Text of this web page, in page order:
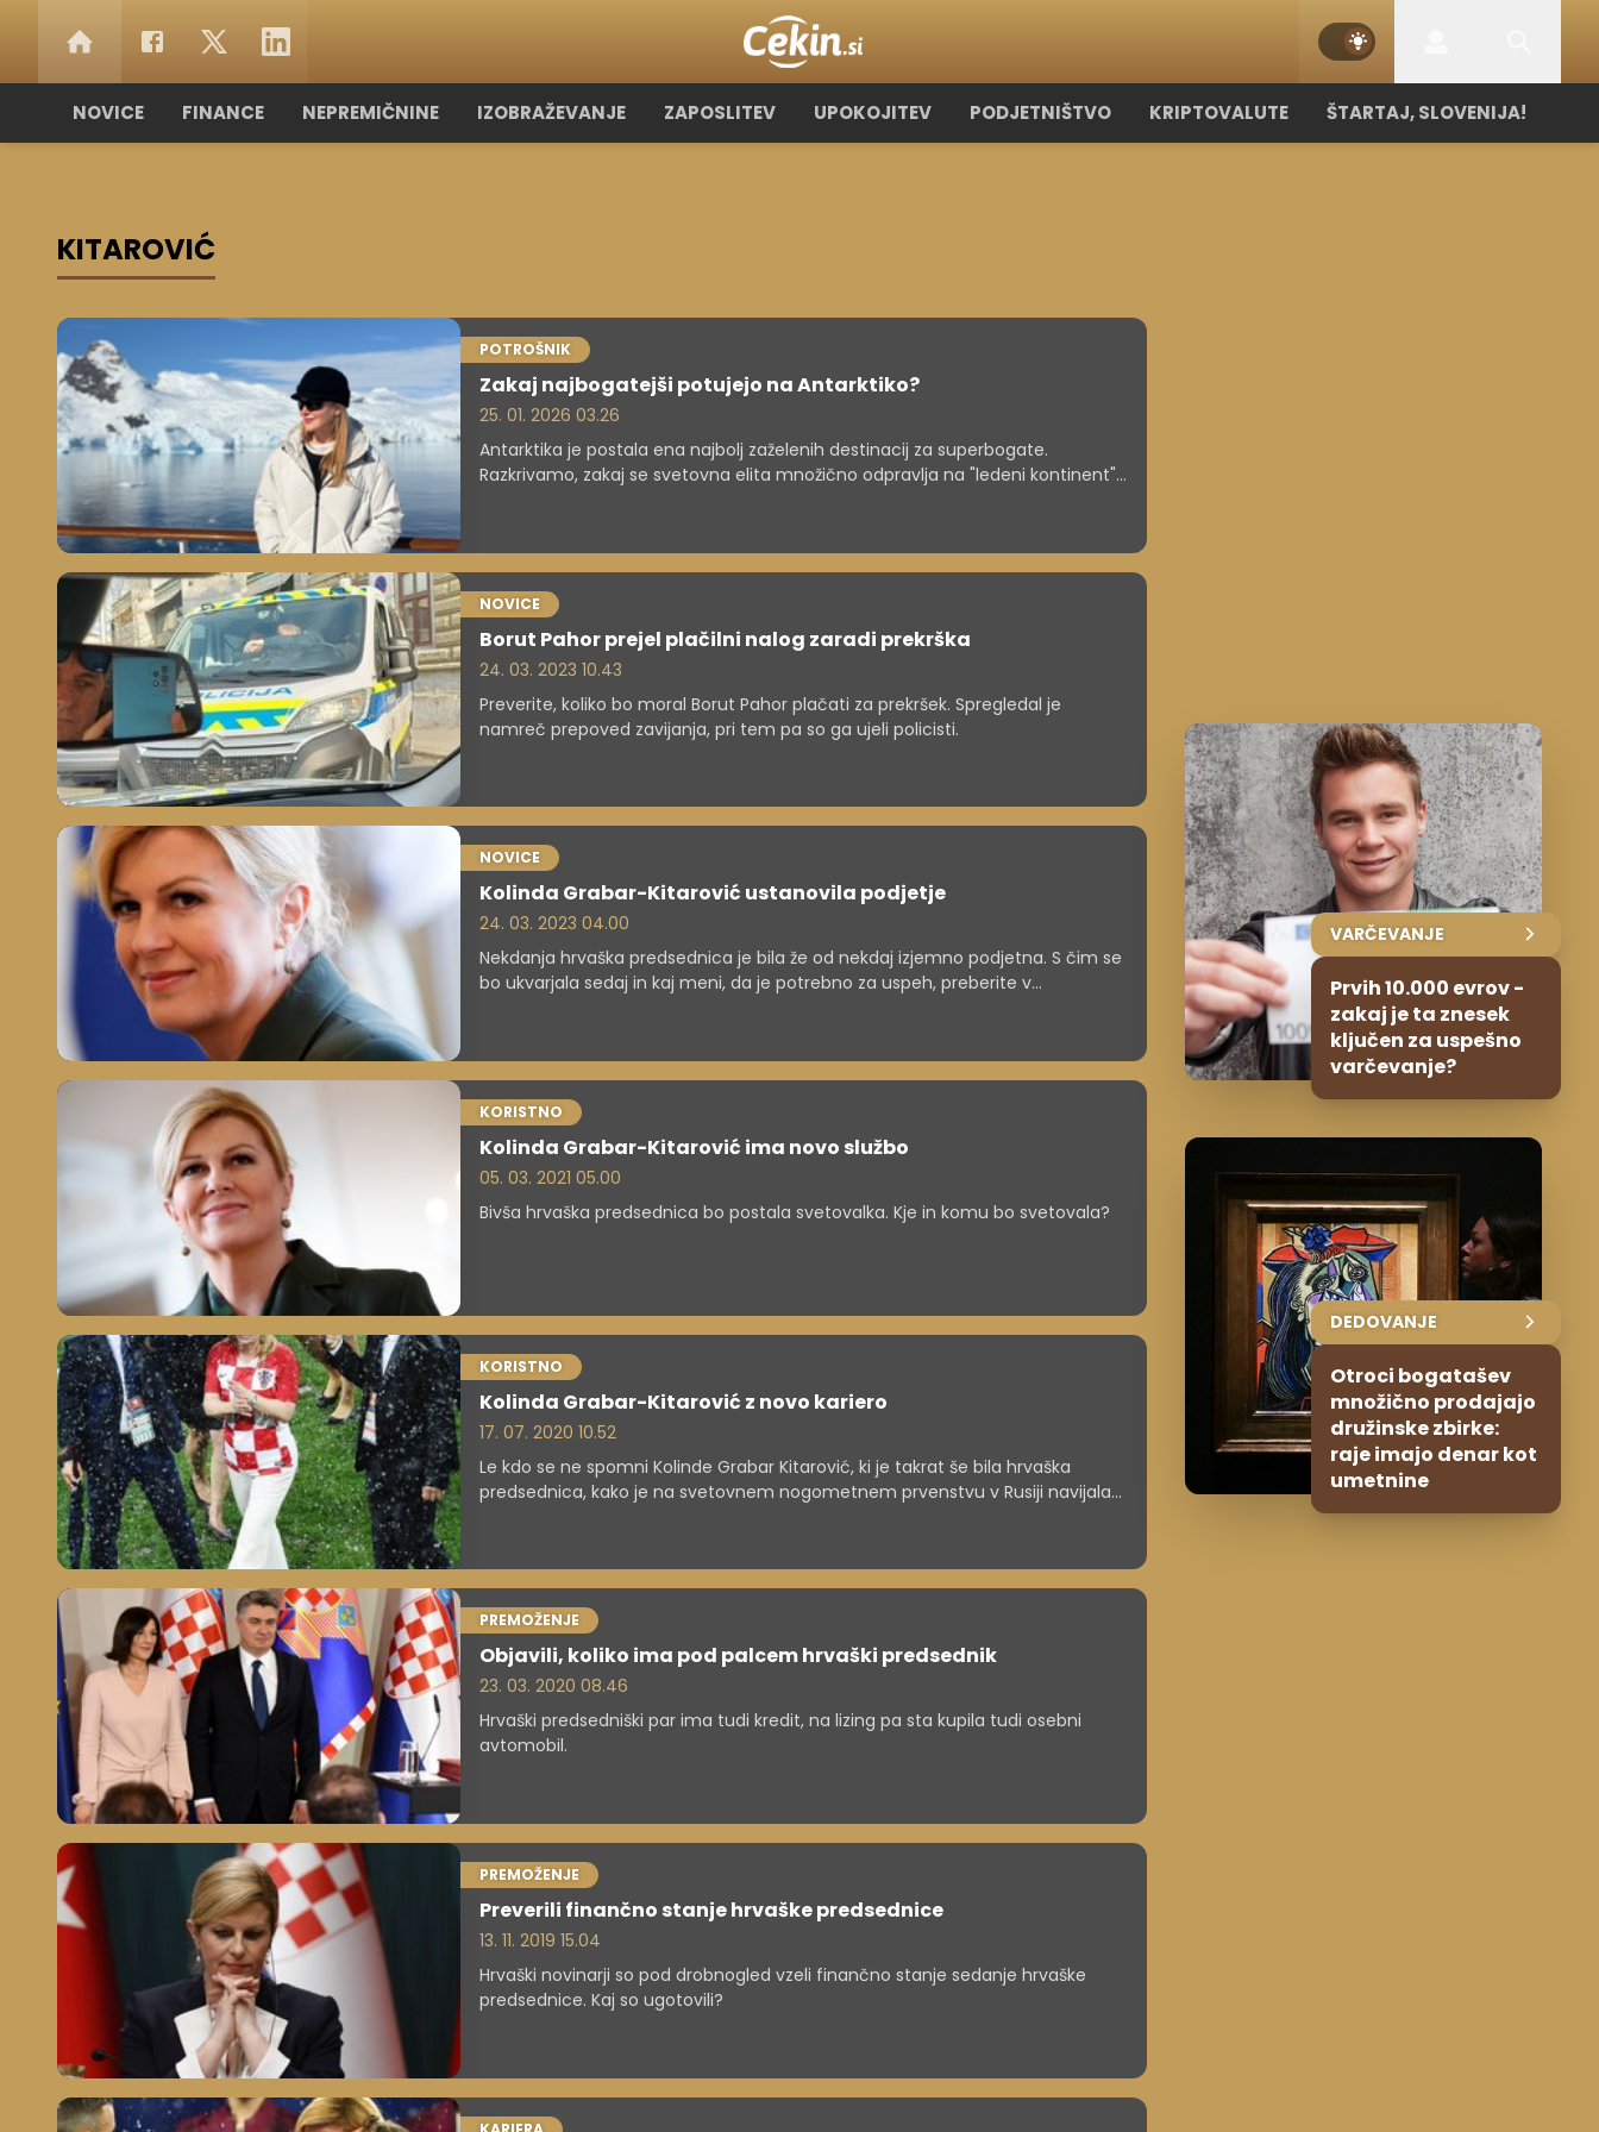
NOVICE FINANCE NEPREMIČNINE IZOBRAŽEVANJE ZAPOSLITEV UPOKOJITEV PODJETNIŠTVO KRIPTOVALUTE ŠTARTAJ, SLOVENIJA!
KITAROVIĆ
POTROŠNIK
Zakaj najbogatejši potujejo na Antarktiko?
25. 01. 2026 03.26
Antarktika je postala ena najbolj zaželenih destinacij za superbogate.
Razkrivamo, zakaj se svetovna elita množično odpravlja na "ledeni kontinent"
NOVICE
Borut Pahor prejel plačilni nalog zaradi prekrška
24. 03. 2023 10.43
Preverite, koliko bo moral Borut Pahor plačati za prekršek. Spregledal je
namreč prepoved zavijanja, pri tem pa so ga ujeli policisti.
NOVICE
Kolinda Grabar-Kitarović ustanovila podjetje
24. 03. 2023 04.00
Nekdanja hrvaška predsednica je bila že od nekdaj izjemno podjetna. S čim se
bo ukvarjala sedaj in kaj meni, da je potrebno za uspeh, preberite v
KORISTNO
Kolinda Grabar-Kitarović ima novo službo
05. 03. 2021 05.00
Bivša hrvaška predsednica bo postala svetovalka. Kje in komu bo svetovala?
KORISTNO
Kolinda Grabar-Kitarović z novo kariero
17. 07. 2020 10.52
Le kdo se ne spomni Kolinde Grabar Kitarović, ki je takrat še bila hrvaška
predsednica, kako je na svetovnem nogometnem prvenstvu v Rusiji navijala
PREMOŽENJE
Objavili, koliko ima pod palcem hrvaški predsednik
23. 03. 2020 08.46
Hrvaški predsedniški par ima tudi kredit, na lizing pa sta kupila tudi osebni
avtomobil.
PREMOŽENJE
Preverili finančno stanje hrvaške predsednice
13. 11. 2019 15.04
Hrvaški novinarji so pod drobnogled vzeli finančno stanje sedanje hrvaške
predsednice. Kaj so ugotovili?
VARČEVANJE
Prvih 10.000 evrov -
zakaj je ta znesek
ključen za uspešno
varčevanje?
DEDOVANJE
Otroci bogatašev
množično prodajajo
družinske zbirke:
raje imajo denar kot
umetnine